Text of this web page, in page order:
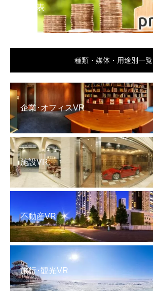
料金表
種類・媒体・用途別一覧
企業･オフィスVR
施設VR
不動産VR
旅行･観光VR